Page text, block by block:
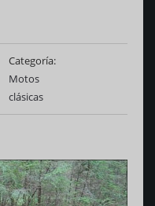
Categoría
Motos
clásicas